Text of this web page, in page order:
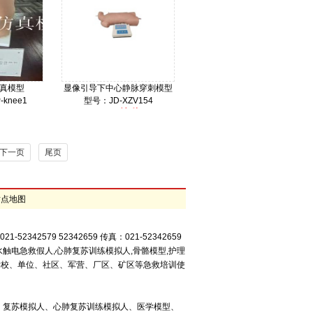
模型
knee1
显像引导下中心静脉穿刺模型
型号：JD-XZV154
下一页 尾页
地图
52342579 52342659 传真：021-52342659
电急救假人,心肺复苏训练模拟人,骨骼模型,护理
、单位、社区、军营、厂区、矿区等急救培训使
苏模拟人、心肺复苏训练模拟人、医学模型、